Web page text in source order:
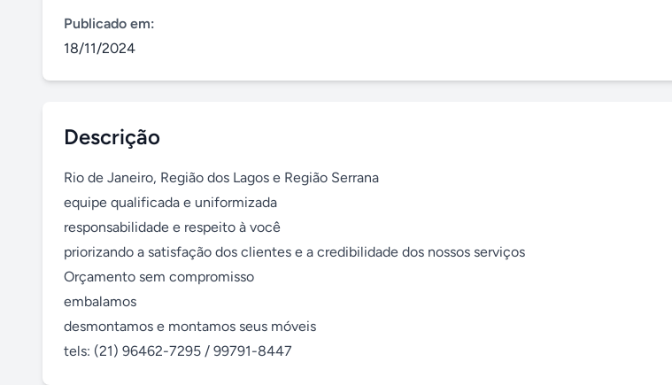
Publicado em:
18/11/2024
Descrição
Rio de Janeiro, Região dos Lagos e Região Serrana
equipe qualificada e uniformizada
responsabilidade e respeito à você
priorizando a satisfação dos clientes e a credibilidade dos nossos serviços
Orçamento sem compromisso
embalamos
desmontamos e montamos seus móveis
tels: (21) 96462-7295 / 99791-8447